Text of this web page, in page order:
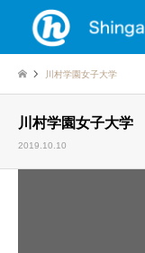
川村学園女子大学
川村学園女子大学
2019.10.10